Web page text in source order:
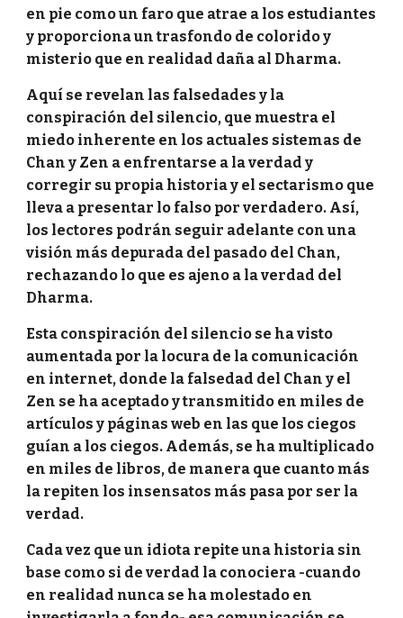
en pie como un faro que atrae a los estudiantes
y proporciona un trasfondo de colorido y
misterio que en realidad daña al Dharma.
Aquí se revelan las falsedades y la
conspiración del silencio, que muestra el
miedo inherente en los actuales sistemas de
Chan y Zen a enfrentarse a la verdad y
corregir su propia historia y el sectarismo que
lleva a presentar lo falso por verdadero. Así,
los lectores podrán seguir adelante con una
visión más depurada del pasado del Chan,
rechazando lo que es ajeno a la verdad del
Dharma.
Esta conspiración del silencio se ha visto
aumentada por la locura de la comunicación
en internet, donde la falsedad del Chan y el
Zen se ha aceptado y transmitido en miles de
artículos y páginas web en las que los ciegos
guían a los ciegos. Además, se ha multiplicado
en miles de libros, de manera que cuanto más
la repiten los insensatos más pasa por ser la
verdad.
Cada vez que un idiota repite una historia sin
base como si de verdad la conociera -cuando
en realidad nunca se ha molestado en